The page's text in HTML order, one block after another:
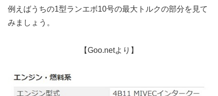
例えばうちの1型ランエボ10号の最大トルクの部分を見て
みましょう。
【Goo.netより】